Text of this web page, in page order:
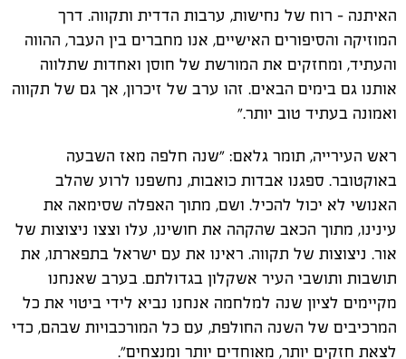
האיתנה - רוח של נחישות, ערבות הדדית ותקווה. דרך
המוזיקה והסיפורים האישיים, אנו מחברים בין העבר, ההווה
והעתיד, ומחזקים את המורשת של חוסן ואחדות שתלווה
אותנו גם בימים הבאים. זהו ערב של זיכרון, אך גם של תקווה
ואמונה בעתיד טוב יותר."
ראש העירייה, תומר גלאם: "שנה חלפה מאז השבעה
באוקטובר. ספגנו אבדות כואבות, נחשפנו לרוע שהלב
האנושי לא יכול להכיל. ושם, מתוך האפלה שסימאה את
עינינו, מתוך הכאב שהקהה את חושינו, עלו וצצו ניצוצות של
אור. ניצוצות של תקווה. ראינו את עם ישראל בתפארתו, את
תושבות ותושבי העיר אשקלון בגדולתם. בערב שאנחנו
מקיימים לציון שנה למלחמה אנחנו נביא לידי ביטוי את כל
המרכיבים של השנה החולפת, עם כל המורכבויות שבהם, כדי
לצאת חזקים יותר, מאוחדים יותר ומנצחים".